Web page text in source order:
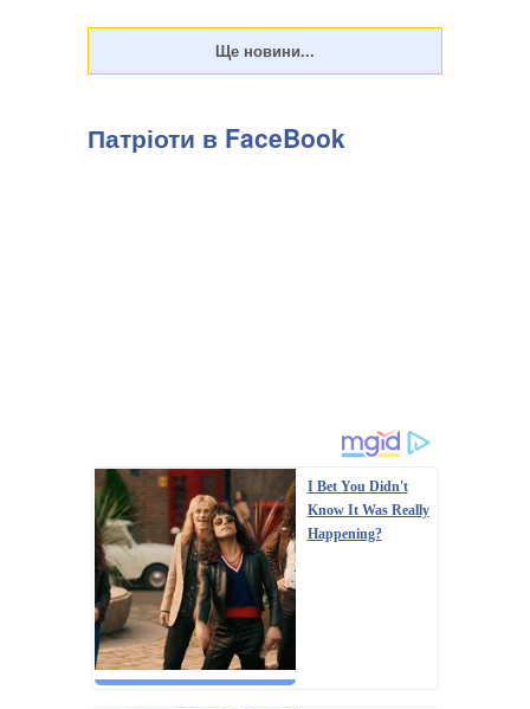
Патріоти в FaceBook
I Bet You Didn't
Know It Was Really
Happening?